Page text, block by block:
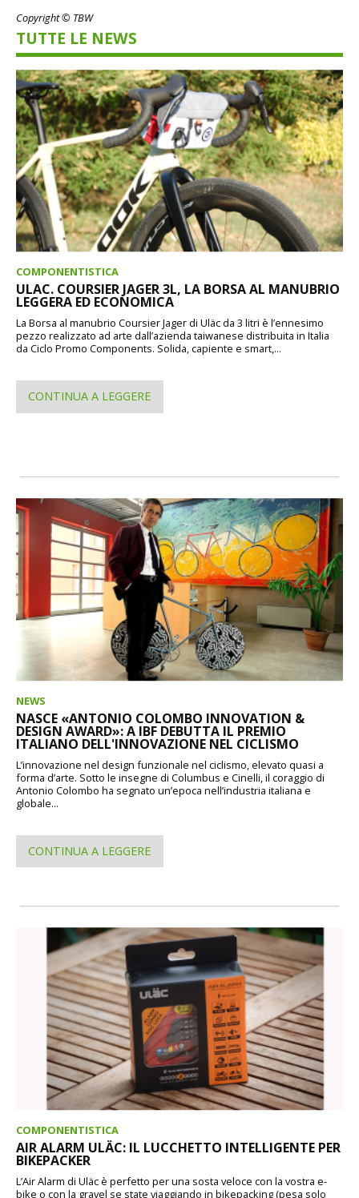
Copyright © TBW
TUTTE LE NEWS
COMPONENTISTICA
ULAC. COURSIER JAGER 3L, LA BORSA AL MANUBRIO
LEGGERA ED ECONOMICA
La Borsa al manubrio Coursier Jager di Uläc da 3 litri è l’ennesimo
pezzo realizzato ad arte dall’azienda taiwanese distribuita in Italia
da Ciclo Promo Components. Solida, capiente e smart,...
CONTINUA A LEGGERE
NEWS
NASCE «ANTONIO COLOMBO INNOVATION &
DESIGN AWARD»: A IBF DEBUTTA IL PREMIO
ITALIANO DELL'INNOVAZIONE NEL CICLISMO
L’innovazione nel design funzionale nel ciclismo, elevato quasi a
forma d’arte. Sotto le insegne di Columbus e Cinelli, il coraggio di
Antonio Colombo ha segnato un’epoca nell’industria italiana e
globale...
CONTINUA A LEGGERE
COMPONENTISTICA
AIR ALARM ULÄC: IL LUCCHETTO INTELLIGENTE PER
BIKEPACKER
L’Air Alarm di Uläc è perfetto per una sosta veloce con la vostra e-
bike o con la gravel se state viaggiando in bikepacking (pesa solo